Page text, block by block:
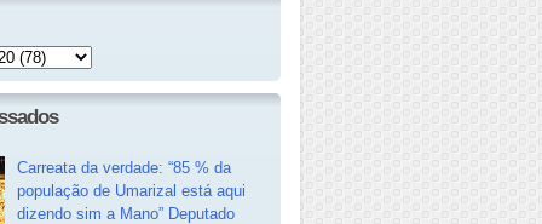
Carreata da verdade: “85 % da
população de Umarizal está aqui
dizendo sim a Mano” Deputado